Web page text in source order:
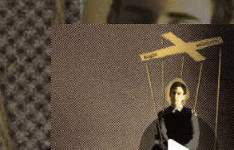
You're all set!
.